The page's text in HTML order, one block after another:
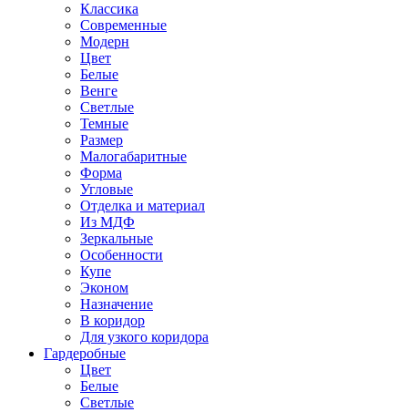
Классика
Современные
Модерн
Цвет
Белые
Венге
Светлые
Темные
Размер
Малогабаритные
Форма
Угловые
Отделка и материал
Из МДФ
Зеркальные
Особенности
Купе
Эконом
Назначение
В коридор
Для узкого коридора
Гардеробные
Цвет
Белые
Светлые